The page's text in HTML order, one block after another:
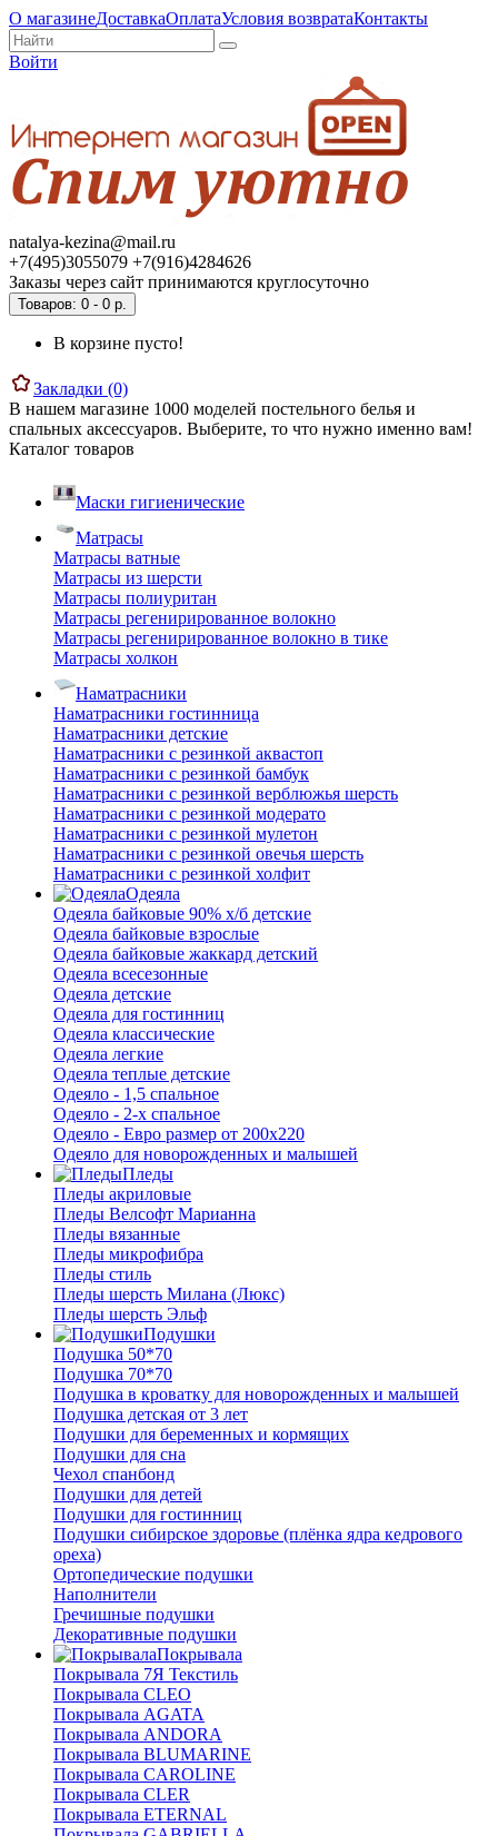
О магазинеДоставкаОплатаУсловия возвратаКонтакты
Войти
natalya-kezina@mail.ru
+7(495)3055079 +7(916)4284626
Заказы через сайт принимаются круглосуточно
Товаров: 0 - 0 р.
В корзине пусто!
Закладки (0)
В нашем магазине 1000 моделей постельного белья и
спальных аксессуаров. Выберите, то что нужно именно вам!
Каталог товаров
Маски гигиенические
Матрасы
Матрасы ватные
Матрасы из шерсти
Матрасы полиуритан
Матрасы регенирированное волокно
Матрасы регенирированное волокно в тике
Матрасы холкон
Наматрасники
Наматрасники гостинница
Наматрасники детские
Наматрасники с резинкой аквастоп
Наматрасники с резинкой бамбук
Наматрасники с резинкой верблюжья шерсть
Наматрасники с резинкой модерато
Наматрасники с резинкой мулетон
Наматрасники с резинкой овечья шерсть
Наматрасники с резинкой холфит
Одеяла
Одеяла байковые 90% х/б детские
Одеяла байковые взрослые
Одеяла байковые жаккард детский
Одеяла всесезонные
Одеяла детские
Одеяла для гостинниц
Одеяла классические
Одеяла легкие
Одеяла теплые детские
Одеяло - 1,5 спальное
Одеяло - 2-х спальное
Одеяло - Евро размер от 200х220
Одеяло для новорожденных и малышей
Пледы
Пледы акриловые
Пледы Велсофт Марианна
Пледы вязанные
Пледы микрофибра
Пледы стиль
Пледы шерсть Милана (Люкс)
Пледы шерсть Эльф
Подушки
Подушка 50*70
Подушка 70*70
Подушка в кроватку для новорожденных и малышей
Подушка детская от 3 лет
Подушки для беременных и кормящих
Подушки для сна
Чехол спанбонд
Подушки для детей
Подушки для гостинниц
Подушки сибирское здоровье (плёнка ядра кедрового
ореха)
Ортопедические подушки
Наполнители
Гречишные подушки
Декоративные подушки
Покрывала
Покрывала 7Я Текстиль
Покрывала CLEO
Покрывала AGATA
Покрывала ANDORA
Покрывала BLUMARINE
Покрывала CAROLINE
Покрывала CLER
Покрывала ETERNAL